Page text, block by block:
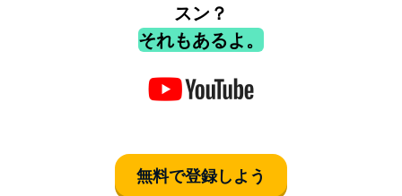
スン？
それもあるよ。
無料で登録しよう